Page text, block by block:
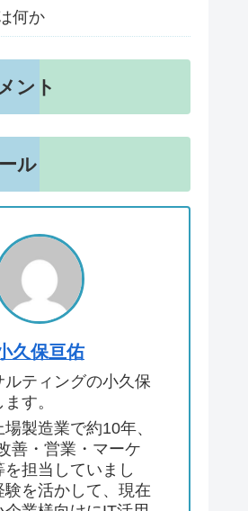
何か
ント
ル
久保亘佑
ルティングの小久保
す。
製造業で約10年、
善・営業・マーケ
を担当していまし
験を活かして、現在